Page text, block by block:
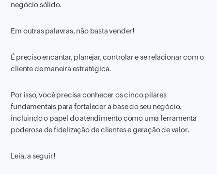
negócio sólido.
Em outras palavras, não basta vender!
É preciso encantar, planejar, controlar e se relacionar com o
cliente de maneira estratégica.
Por isso, você precisa conhecer os cinco pilares
fundamentais para fortalecer a base do seu negócio,
incluindo o papel do atendimento como uma ferramenta
poderosa de fidelização de clientes e geração de valor.
Leia, a seguir!